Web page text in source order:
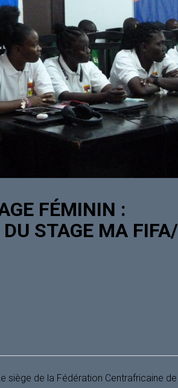
FÉMININ :
DU STAGE MA
siège de la Fédération Centrafricaine